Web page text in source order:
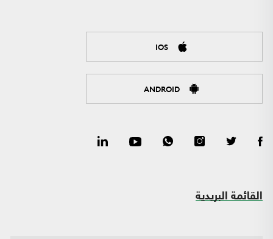
IOS
ANDROID
القائمة البريدية